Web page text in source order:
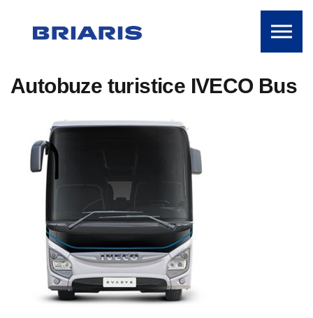
Autobuze turistice IVECO Bus